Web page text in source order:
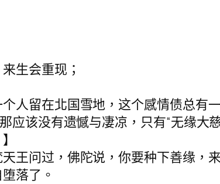
生会重现；
人留在北国雪地，这个感情债总有
应该没有遗憾与凄凉，只有“无缘大
王问过，佛陀说，你要种下善缘，
落了。